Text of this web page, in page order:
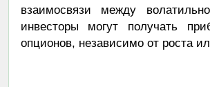
взаимосвязи между
инвесторы могут получать
опционов, независимо от роста